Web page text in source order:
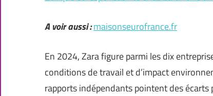
A voir aussi :maisonseurofrance.fr
En 2024, Zara figure parmi les dix
conditions de travail et d’impact
rapports indépendants pointent des